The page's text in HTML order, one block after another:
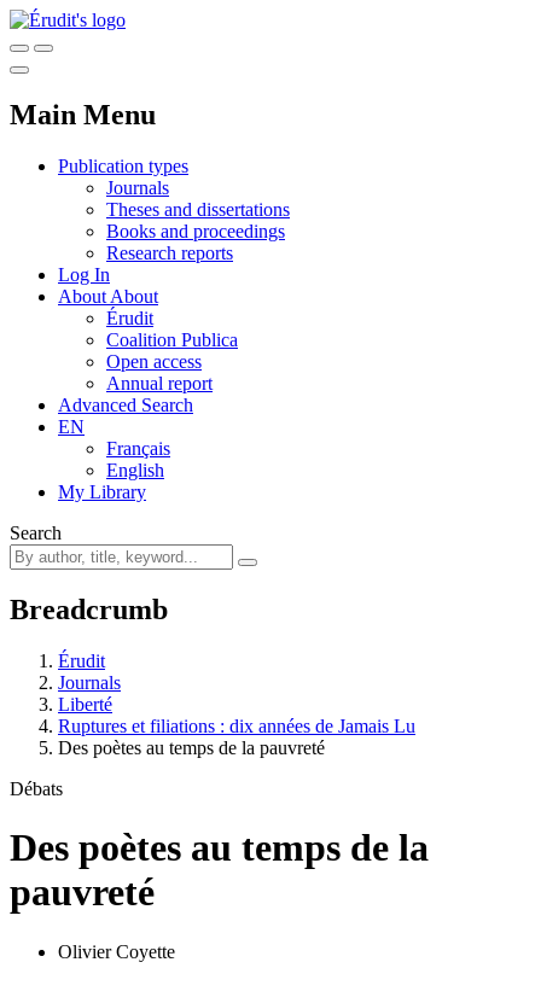
Main Menu
Publication types
Journals
Theses and dissertations
Books and proceedings
Research reports
Log In
About About
Érudit
Coalition Publica
Open access
Annual report
Advanced Search
EN
Français
English
My Library
Search
Breadcrumb
Érudit
Journals
Liberté
Ruptures et filiations : dix années de Jamais Lu
Des poètes au temps de la pauvreté
Débats
Des poètes au temps de la
pauvreté
Olivier Coyette